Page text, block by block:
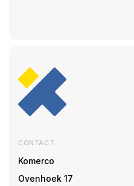
CONTACT
Komerco
Ovenhoek 17